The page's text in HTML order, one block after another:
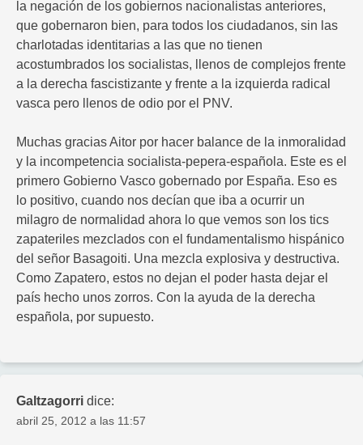
la negación de los gobiernos nacionalistas anteriores,
que gobernaron bien, para todos los ciudadanos, sin las
charlotadas identitarias a las que no tienen
acostumbrados los socialistas, llenos de complejos frente
a la derecha fascistizante y frente a la izquierda radical
vasca pero llenos de odio por el PNV.
Muchas gracias Aitor por hacer balance de la inmoralidad
y la incompetencia socialista-pepera-española. Este es el
primero Gobierno Vasco gobernado por España. Eso es
lo positivo, cuando nos decían que iba a ocurrir un
milagro de normalidad ahora lo que vemos son los tics
zapateriles mezclados con el fundamentalismo hispánico
del señor Basagoiti. Una mezcla explosiva y destructiva.
Como Zapatero, estos no dejan el poder hasta dejar el
país hecho unos zorros. Con la ayuda de la derecha
española, por supuesto.
Galtzagorri dice:
abril 25, 2012 a las 11:57